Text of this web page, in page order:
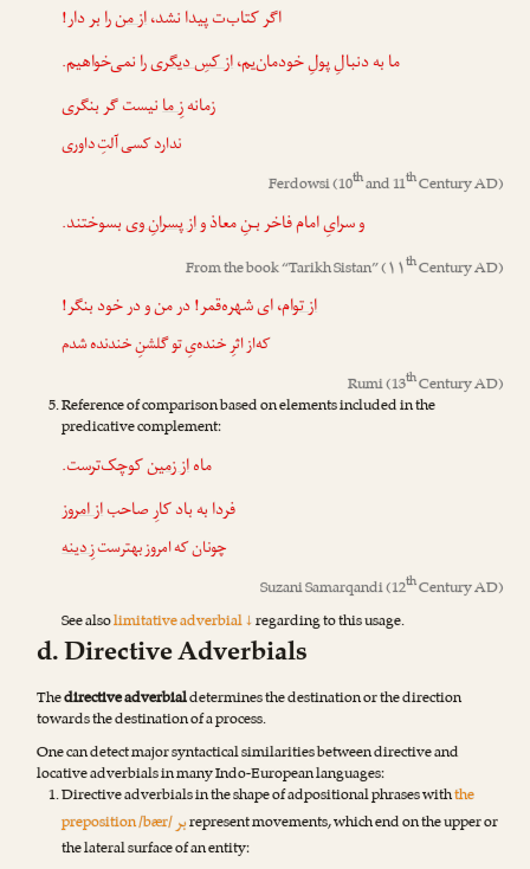
اگر کتاب‌ت پیدا نشد،از منرا بر دار!
ما به دنبالِ پولِ خودمان‌یم،از کسِ دیگریرا نمی‌خواهیم.
زمانهزِ مانیست گر بنگری
ندارد کسی آلتِ داوری
Ferdowsi(10thand 11thCentury AD)
و سرایِ امام فاخر بـنِ معاذ واز پسرانِ ویبسوختند.
From the book “Tarikh Sistan” (۱۱thCentury AD)
از توام، ای شهره‌قمر! در من و در خود بنگر!
که‌از اثرِ خنده‌یِ تو گلشنِ خندنده شدم
Rumi(13thCentury AD)
Reference of comparison based on elements included in the
predicative complement:
ماهاز زمینکوچک‌ترست.
فردا به باد کارِ صاحباز امروز
چونان که امروز بهترستزِ دینه
Suzani Samarqandi(12thCentury AD)
See alsolimitative adverbial ↓regarding to this usage.
d. Directive Adverbials
Thedirective adverbialdetermines the destination or the direction
towards the destination of a process.
One can detect major syntactical similarities between directive and
locative adverbials in many Indo-European languages:
Directive adverbials in the shape of adpositional phrases withthe
preposition /bær/برrepresent movements, which end on the upper or
the lat‌eral surface of an entity: